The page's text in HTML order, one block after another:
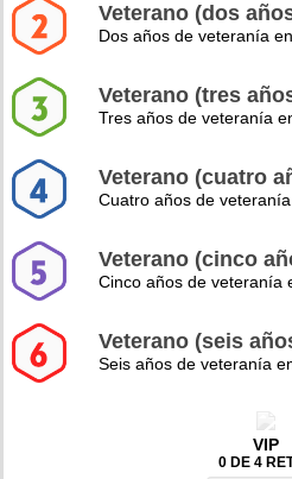
Veterano (dos
Dos años de veteranía
Veterano (tres
Tres años de veteranía
Veterano (cuatro
Cuatro años de
Veterano (cinco
Cinco años de veteranía
Veterano (seis
Seis años de veteranía
VIP
0 DE 4